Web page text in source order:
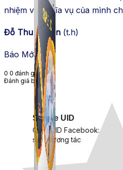
Simple UID
Quét UID Facebook: UID
sách tương tác
nhiệm và nghĩa vụ của mình
Đỗ Thu Thoan (t.h)
Báo Mới
0 0 đánh giá
Đánh giá bài viết